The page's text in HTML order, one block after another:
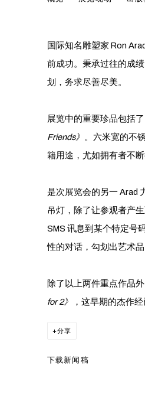
国际知名雕塑家 Ron
前成功。秉承过往的成
划，务求尽善尽美。
展览中的重要珍品包括
Friends》 。六米宽的不
籍用途，尤如拥有者不
是次展览会的另一 Arad
吊灯，除了让参观者产
SMS 讯息到某个特定号
性的对话，勾划出艺术
除了以上两件重点作品
for 2》
，这早期的杰作
分享
下载新闻稿